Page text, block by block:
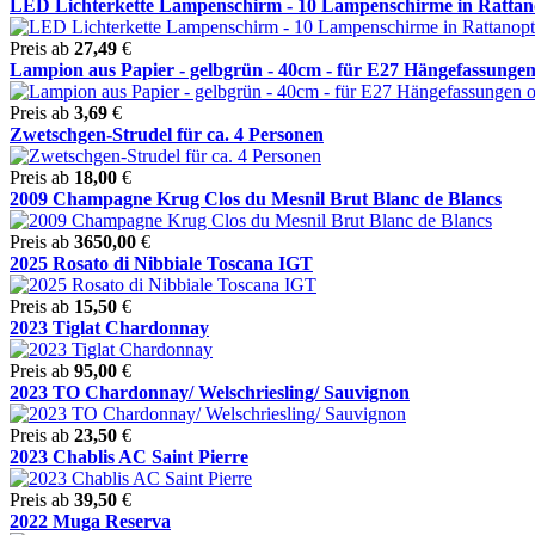
LED Lichterkette Lampenschirm - 10 Lampenschirme in
Preis ab 27,49 €
Lampion aus Papier - gelbgrün - 40cm - für E27
Preis ab 3,69 €
Zwetschgen-Strudel für ca. 4 Personen
Preis ab 18,00 €
2009 Champagne Krug Clos du Mesnil Brut Blanc de Blancs
Preis ab 3650,00 €
2025 Rosato di Nibbiale Toscana IGT
Preis ab 15,50 €
2023 Tiglat Chardonnay
Preis ab 95,00 €
2023 TO Chardonnay/ Welschriesling/ Sauvignon
Preis ab 23,50 €
2023 Chablis AC Saint Pierre
Preis ab 39,50 €
2022 Muga Reserva